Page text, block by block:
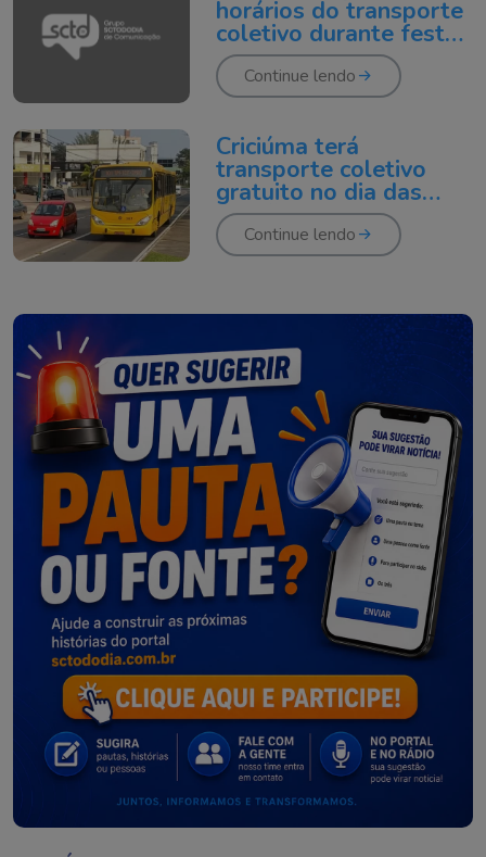
horários do transporte
coletivo durante festas
de fim de ano
Continue lendo
Criciúma terá
transporte coletivo
gratuito no dia das
eleições
Continue lendo